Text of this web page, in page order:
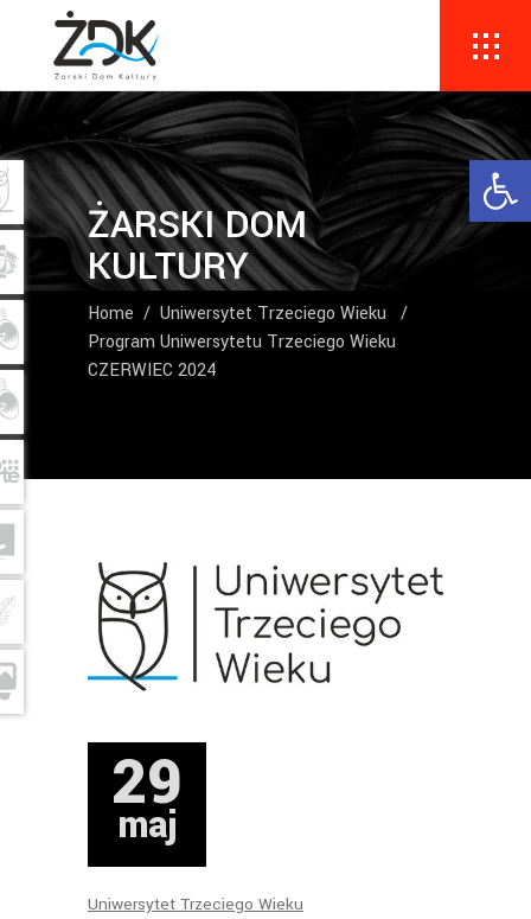
ŻARSKI DOM
KULTURY
Home / Uniwersytet Trzeciego Wieku
/
Program Uniwersytetu Trzeciego Wieku
CZERWIEC 2024
29
maj
Uniwersytet Trzeciego Wieku